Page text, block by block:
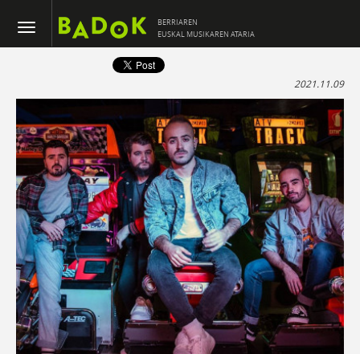
BERRIAREN
EUSKAL MUSIKAREN ATARIA
2021.11.09